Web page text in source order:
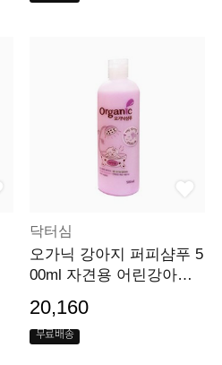
닥터심
오가닉 강아지 퍼피샴푸 5
00ml 자견용 어린강아지
20,160
무료배송